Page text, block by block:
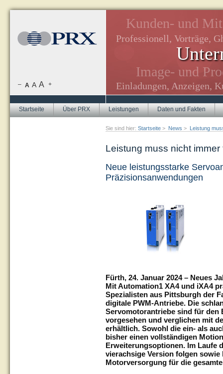
Startseite Über PRX Leistungen Daten und Fakten
Sie sind hier: Startseite > News > Leistung
Leistung muss nicht immer
Neue leistungsstarke
Präzisionsanwendungen
Fürth, 24. Januar 2024 – Neues
Mit Automation1 XA4 und iXA4
Spezialisten aus Pittsburgh der
digitale PWM-Antriebe. Die
Servomotorantriebe sind für den
vorgesehen und verglichen mit
erhältlich. Sowohl die ein- als
bisher einen vollständigen
Erweiterungsoptionen. Im Laufe
vierachsige Version folgen
Motorversorgung für die
Kunden- und
Professionell, Vorträge,
Image- und
Einladungen, Anzeigen,
– A A A +